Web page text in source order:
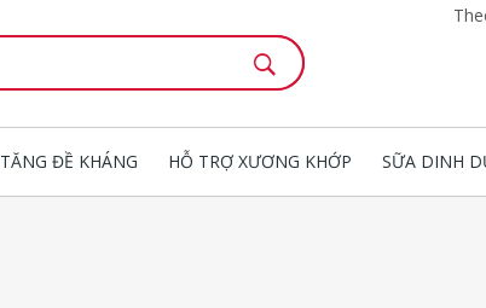
TĂNG ĐỀ KHÁNG HỖ TRỢ XƯƠNG KHỚP SỮA DINH